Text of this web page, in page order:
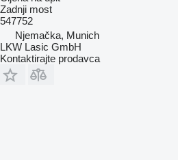
Zadnji most
547752
Njemačka, Munich
LKW Lasic GmbH
Kontaktirajte prodavca